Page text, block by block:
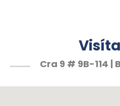
Cra 9 # 9B-114 |